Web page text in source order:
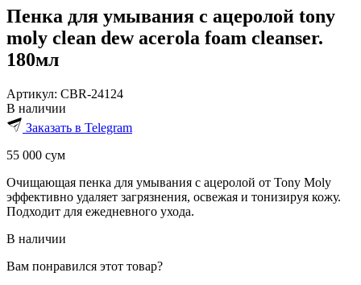
Пенка для умывания с ацеролой tony
moly clean dew acerola foam cleanser.
180мл
Артикул: CBR-24124
В наличии
Заказать в Telegram
55 000 сум
Очищающая пенка для умывания с ацеролой от Tony Moly
эффективно удаляет загрязнения, освежая и тонизируя кожу.
Подходит для ежедневного ухода.
В наличии
Вам понравился этот товар?